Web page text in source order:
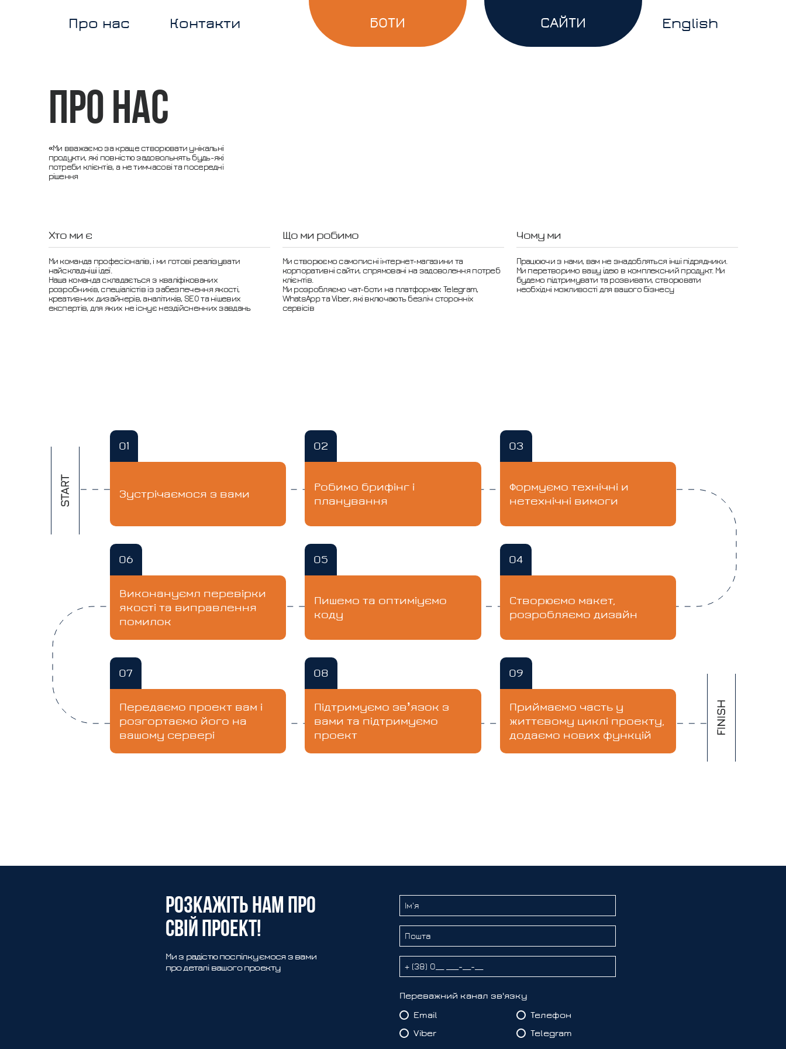
Про нас Контакти БОТИ САЙТИ English
Про нас
«Ми вважаємо за краще створювати унікальні
продукти, які повністю задовольнять будь-які
потреби клієнтів, а не тимчасові та посередні
рішення
Хто ми є
Ми команда професіоналів, і ми готові реалізувати
найскладніші ідеї.
Наша команда складається з кваліфікованих
розробників, спеціалістів із забезпечення якості,
креативних дизайнерів, аналітиків, SEO та нішевих
експертів, для яких не існує нездійсненних завдань
Що ми робимо
Ми створюємо самописні інтернет-магазини та
корпоративні сайти, спрямовані на задоволення потреб
клієнтів.
Ми розробляємо чат-боти на платформах Telegram,
WhatsApp та Viber, які включають безліч сторонніх
сервісів
Чому ми
Працюючи з нами, вам не знадобляться інші підрядники.
Ми перетворимо вашу ідею в комплексний продукт. Ми
будемо підтримувати та розвивати, створювати
необхідні можливості для вашого бізнесу
01
Зустрічаємося з вами
02
Робимо брифінг і
планування
03
Формуємо технічні и
нетехнічні вимоги
04
Створюємо макет,
розробляємо дизайн
05
Пишемо та оптиміуємо
коду
06
Виконануємл перевірки
якості та виправлення
помилок
07
Передаємо проект вам і
розгортаємо його на
вашому сервері
08
Підтримуємо зв’язок з
вами та підтримуємо
проект
09
Приймаємо часть у
життєвому циклі проекту,
додаємо нових функцій
Переважний канал зв'язку
Email
Viber
Телефон
Telegram
Розкажiть нам про
свiй проект!
Ми з радістю поспілкуємося з вами
про деталі вашого проекту